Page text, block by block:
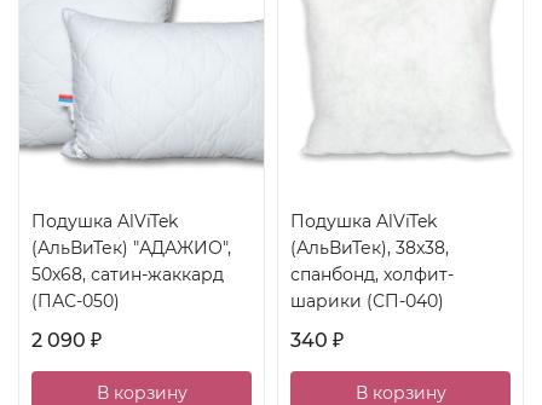
Подушка AlViTek
(АльВиТек) "АДАЖИО",
50x68, сатин-жаккард
(ПАС-050)
2 090 ₽
В корзину
Подушка AlViTek
(АльВиТек), 38x38,
спанбонд, холфит-
шарики (СП-040)
340 ₽
В корзину